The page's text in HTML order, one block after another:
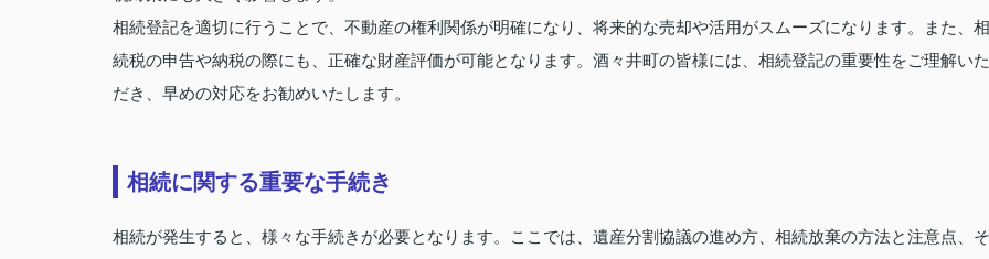
相続登記を適切に行うことで、不動産の権利関係が明確になり、将来的な売却や活用がスムーズになります。また、相
続税の申告や納税の際にも、正確な財産評価が可能となります。酒々井町の皆様には、相続登記の重要性をご理解いた
だき、早めの対応をお勧めいたします。
相続に関する重要な手続き
相続が発生すると、様々な手続きが必要となります。ここでは、遺産分割協議の進め方、相続放棄の方法と注意点、そ